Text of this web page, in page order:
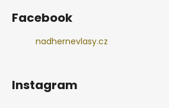
Facebook
nadhernevlasy.cz
Instagram